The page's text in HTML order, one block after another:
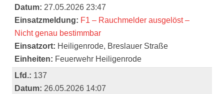
Datum: 27.05.2026 23:47
Einsatzmeldung: F1 – Rauchmelder ausgelöst –
Nicht genau bestimmbar
Einsatzort: Heiligenrode, Breslauer Straße
Einheiten: Feuerwehr Heiligenrode
Lfd.: 137
Datum: 26.05.2026 14:07